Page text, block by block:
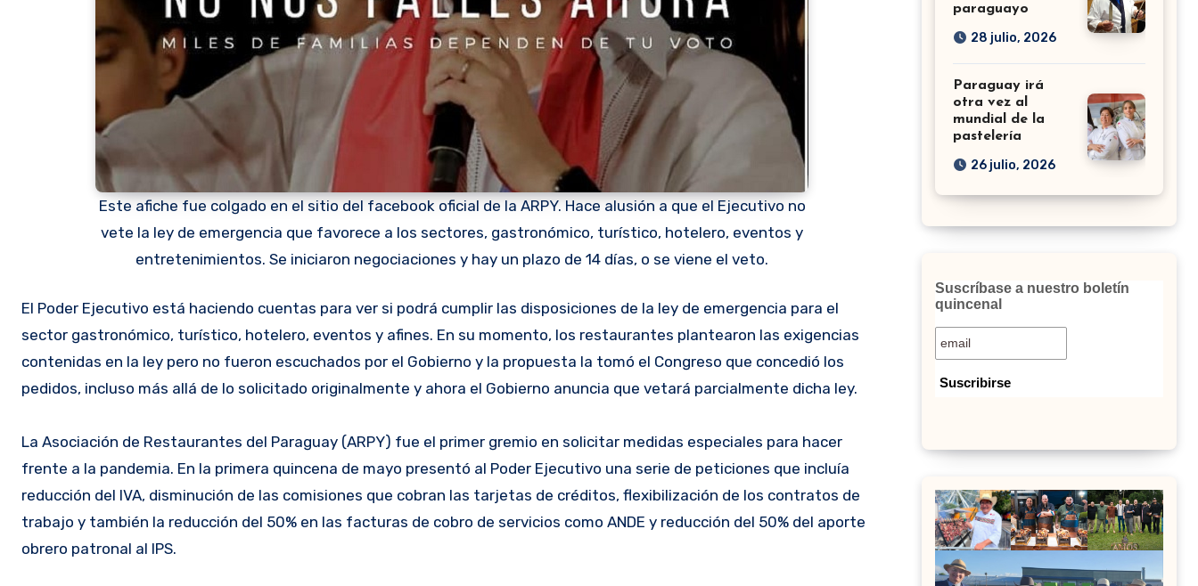
Este afiche fue colgado en el sitio del facebook oficial de la ARPY. Hace alusión a que el Ejecutivo no
vete la ley de emergencia que favorece a los sectores, gastronómico, turístico, hotelero, eventos y
entretenimientos. Se iniciaron negociaciones y hay un plazo de 14 días, o se viene el veto.
El Poder Ejecutivo está haciendo cuentas para ver si podrá cumplir las disposiciones de la ley de emergencia para el
sector gastronómico, turístico, hotelero, eventos y afines. En su momento, los restaurantes plantearon las exigencias
contenidas en la ley pero no fueron escuchados por el Gobierno y la propuesta la tomó el Congreso que concedió los
pedidos, incluso más allá de lo solicitado originalmente y ahora el Gobierno anuncia que vetará parcialmente dicha ley.
La Asociación de Restaurantes del Paraguay (ARPY) fue el primer gremio en solicitar medidas especiales para hacer
frente a la pandemia. En la primera quincena de mayo presentó al Poder Ejecutivo una serie de peticiones que incluía
reducción del IVA, disminución de las comisiones que cobran las tarjetas de créditos, flexibilización de los contratos de
trabajo y también la reducción del 50% en las facturas de cobro de servicios como ANDE y reducción del 50% del aporte
obrero patronal al IPS.
paraguayo
28 julio, 2026
Paraguay irá
otra vez al
mundial de la
pastelería
26 julio, 2026
Suscríbase a nuestro boletín
quincenal